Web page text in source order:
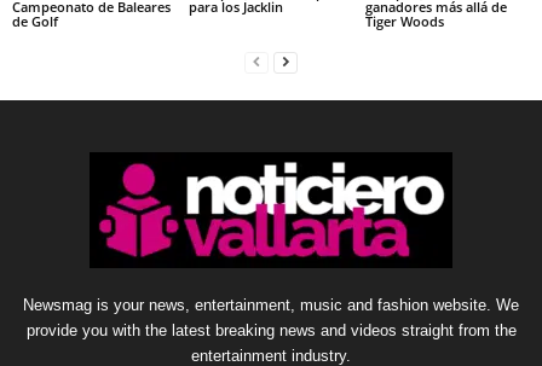
Campeonato de Baleares
de Golf
para los Jacklin
ganadores más allá de
Tiger Woods
Newsmag is your news, entertainment, music and fashion website. We
provide you with the latest breaking news and videos straight from the
entertainment industry.